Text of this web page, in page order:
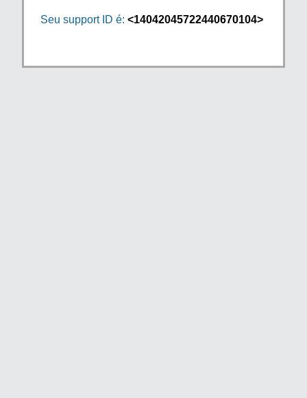
Seu support ID é: <14042045722440670104>